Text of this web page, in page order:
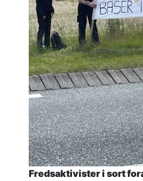
Fredsaktivister i sort